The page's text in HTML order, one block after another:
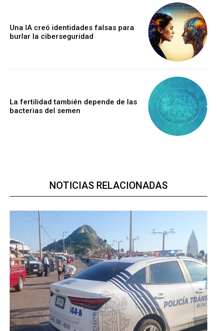
Una IA creó identidades falsas para
burlar la ciberseguridad
La fertilidad también depende de las
bacterias del semen
NOTICIAS RELACIONADAS